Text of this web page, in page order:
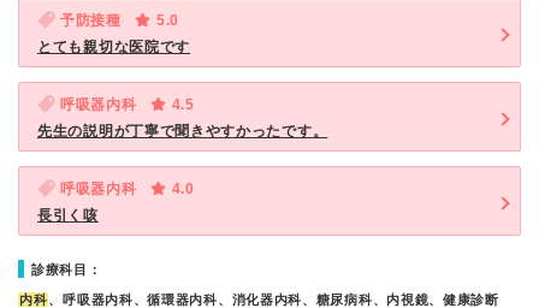
予防接種
5.0
とても親切な医院です
呼吸器内科
4.5
先生の説明が丁寧で聞きやすかったです。
呼吸器内科
4.0
長引く咳
診療科目：
内科、呼吸器内科、循環器内科、消化器内科、糖尿病科、内視鏡、健康診断